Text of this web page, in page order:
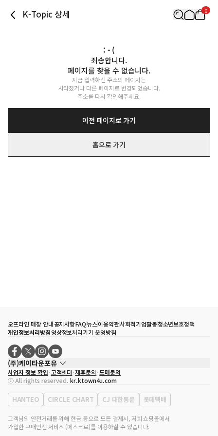
K-Topic 상세 0
: - (
죄송합니다.
페이지를 찾을 수 없습니다.
지금 입력하신 주소의 페이지는
사라졌거나 다른 페이지로 변경되었습니다.
주소를 다시 확인해주세요.
이전 페이지로 가기
홈으로 가기
오프라인 매장 안내공지사항FAQ뉴스이용약관사회적기업활동청소년보호정책
개인정보처리방침영상정보처리기기 운영방침
(주)케이타운포유
대표자
송효민
사업자등록번호
120-87-71116
통신판매업 신고번호 제2011-서울강남-02223
대표전화
02-552-9855
사업자 정보 확인 고객센터 제휴문의 도매문의
ⓒ All rights reserved. kr.ktown4u.com
HANTEO CIRCLE CHART CJ 대한통운 롯데택배
고객님의 안전거래를 위해 현금 등으로 모든 결제시, 저희 쇼핑몰에서
가입한 구매안전 서비스 (에스크로)를 이용하실 수 있습니다.